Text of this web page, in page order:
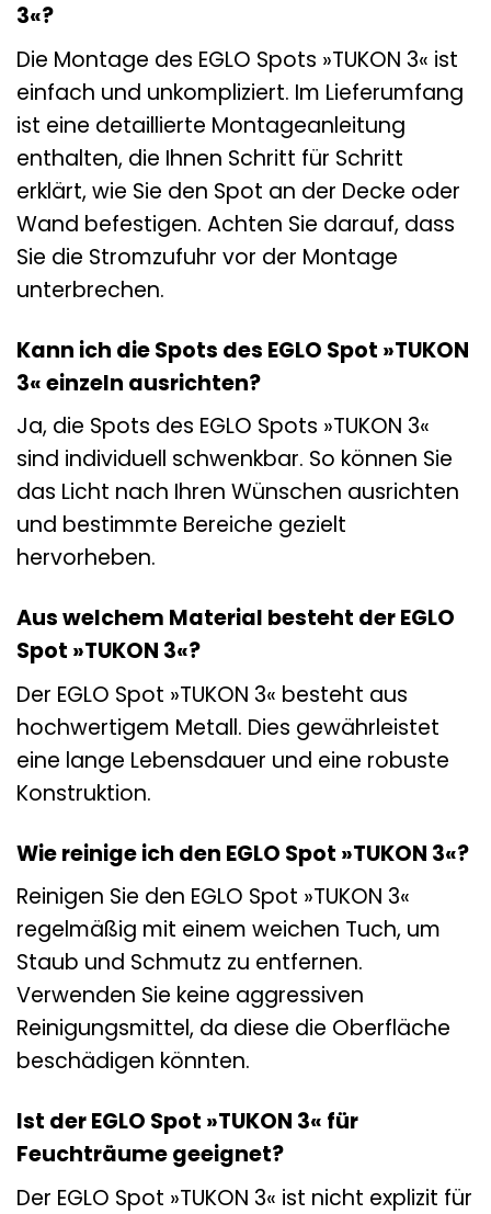
3«?
Die Montage des EGLO Spots »TUKON 3« ist
einfach und unkompliziert. Im Lieferumfang
ist eine detaillierte Montageanleitung
enthalten, die Ihnen Schritt für Schritt
erklärt, wie Sie den Spot an der Decke oder
Wand befestigen. Achten Sie darauf, dass
Sie die Stromzufuhr vor der Montage
unterbrechen.
Kann ich die Spots des EGLO Spot »TUKON
3« einzeln ausrichten?
Ja, die Spots des EGLO Spots »TUKON 3«
sind individuell schwenkbar. So können Sie
das Licht nach Ihren Wünschen ausrichten
und bestimmte Bereiche gezielt
hervorheben.
Aus welchem Material besteht der EGLO
Spot »TUKON 3«?
Der EGLO Spot »TUKON 3« besteht aus
hochwertigem Metall. Dies gewährleistet
eine lange Lebensdauer und eine robuste
Konstruktion.
Wie reinige ich den EGLO Spot »TUKON 3«?
Reinigen Sie den EGLO Spot »TUKON 3«
regelmäßig mit einem weichen Tuch, um
Staub und Schmutz zu entfernen.
Verwenden Sie keine aggressiven
Reinigungsmittel, da diese die Oberfläche
beschädigen könnten.
Ist der EGLO Spot »TUKON 3« für
Feuchträume geeignet?
Der EGLO Spot »TUKON 3« ist nicht explizit für